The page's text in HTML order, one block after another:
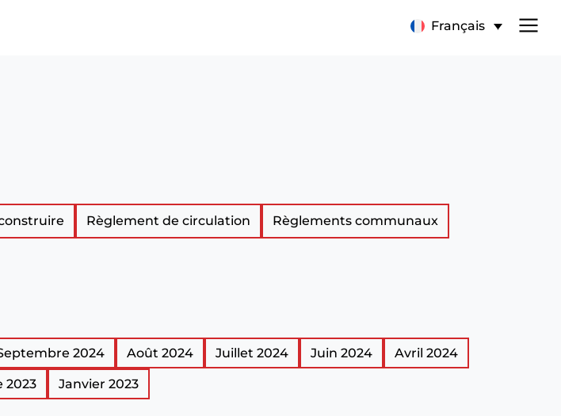
Français
Règlement de circulation Règlements communaux
2024 Août 2024 Juillet 2024 Juin 2024 Avril 2024
2023 Janvier 2023